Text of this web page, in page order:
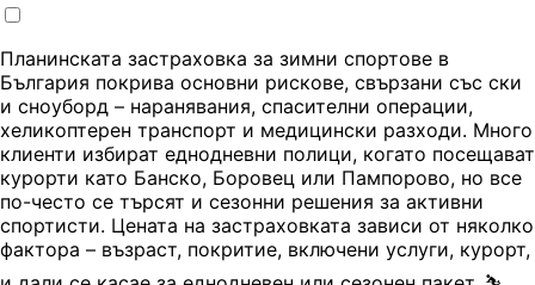
Планинската застраховка за зимни спортове в
България покрива основни рискове, свързани със ски
и сноуборд – наранявания, спасителни операции,
хеликоптерен транспорт и медицински разходи. Много
клиенти избират еднодневни полици, когато посещават
курорти като Банско, Боровец или Пампорово, но все
по-често се търсят и сезонни решения за активни
спортисти. Цената на застраховката зависи от няколко
фактора – възраст, покритие, включени услуги, курорт,